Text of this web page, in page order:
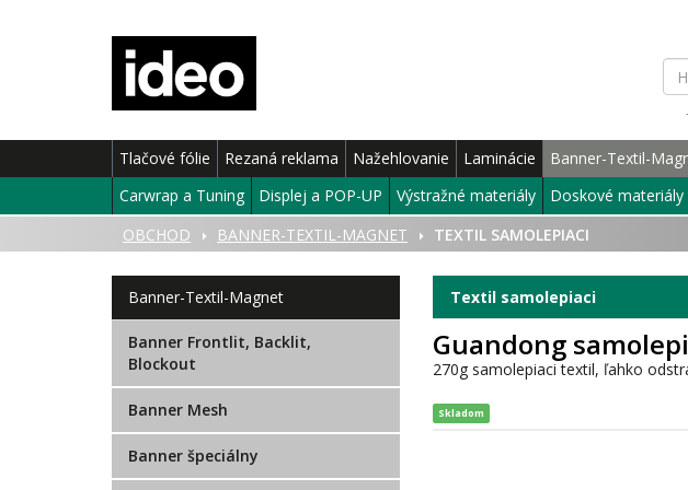
Tlačové fólie Rezaná reklama Nažehlovanie Laminácie Banner-Textil-
Carwrap a Tuning
Displej a POP-UP Výstražné materiály Doskové materiály
ÚVOD
OBCHOD BANNER-TEXTIL-MAGNET TEXTIL SAMOLEPIACI
Banner-Textil-Magnet
Banner Frontlit, Backlit,
Blockout
Banner Mesh
Banner špeciálny
Textil samolepiaci
Guandong
270g samolepiaci textil, ľahko
Skladom